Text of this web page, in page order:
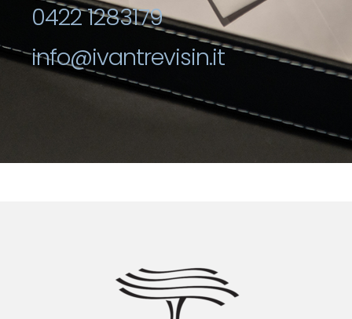
0422 1283179
info@ivantrevisin.it